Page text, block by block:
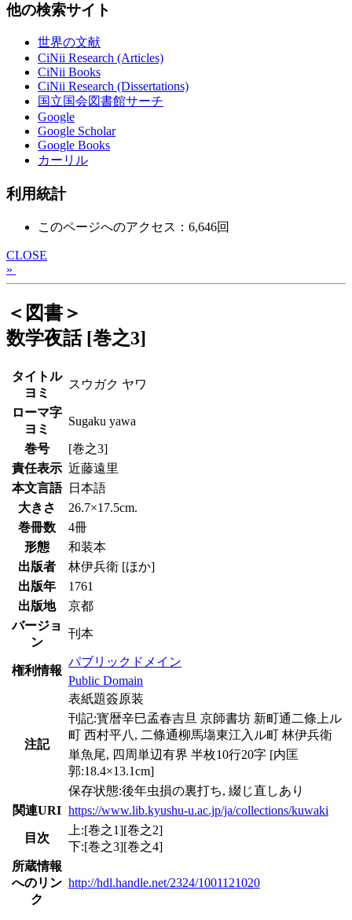
他の検索サイト
世界の文献
CiNii Research (Articles)
CiNii Books
CiNii Research (Dissertations)
国立国会図書館サーチ
Google
Google Scholar
Google Books
カーリル
利用統計
このページへのアクセス：6,646回
CLOSE
»
＜図書＞
数学夜話 [巻之3]
タイトル
ヨミ
スウガク ヤワ
ローマ字
ヨミ
Sugaku yawa
巻号
[巻之3]
責任表示 近藤遠里
本文言語
日本語
大きさ
26.7×17.5cm.
巻冊数
4冊
形態
和装本
出版者
林伊兵衛 [ほか]
出版年
1761
出版地
京都
バージョ
ン
刊本
権利情報
パブリックドメイン
Public Domain
注記
表紙題簽原装
刊記:寳暦辛巳孟春吉旦 京師書坊 新町通二條上ル
町 西村平八, 二條通柳馬塲東江入ル町 林伊兵衛
単魚尾, 四周単辺有界 半枚10行20字 [内匡
郭:18.4×13.1cm]
保存状態:後年虫損の裏打ち, 綴じ直しあり
関連URI https://www.lib.kyushu-u.ac.jp/ja/collections/kuwaki
目次
上:[巻之1][巻之2]
下:[巻之3][巻之4]
所蔵情報
へのリン
ク
http://hdl.handle.net/2324/1001121020